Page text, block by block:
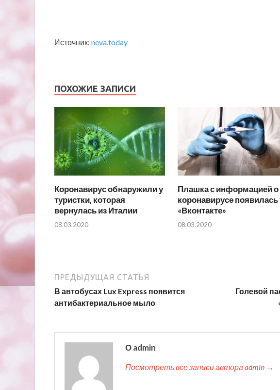
Источник: neva.today
ПОХОЖИЕ ЗАПИСИ
Коронавирус обнаружили у
туристки, которая
вернулась из Италии
08.03.2020
Плашка с информацией о
коронавирусе появилась
«Вконтакте»
08.03.2020
ПРЕДЫДУЩАЯ СТАТЬЯ
В автобусах Lux Express появится
антибактериальное мыло
Голевой
О admin
Посмотреть все записи автора admin →